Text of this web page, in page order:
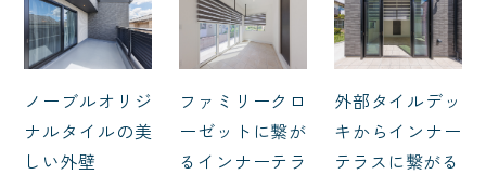
ノーブルオリジ
ナルタイルの美
しい外壁
ファミリークロ
ーゼットに繋が
るインナーテラ
外部タイルデッ
キからインナー
テラスに繋がる